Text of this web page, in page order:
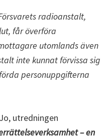
radioanstalt,
får överföra
utomlands även
inte kunnat förvissa sig
personuppgifterna
utredningen
– en